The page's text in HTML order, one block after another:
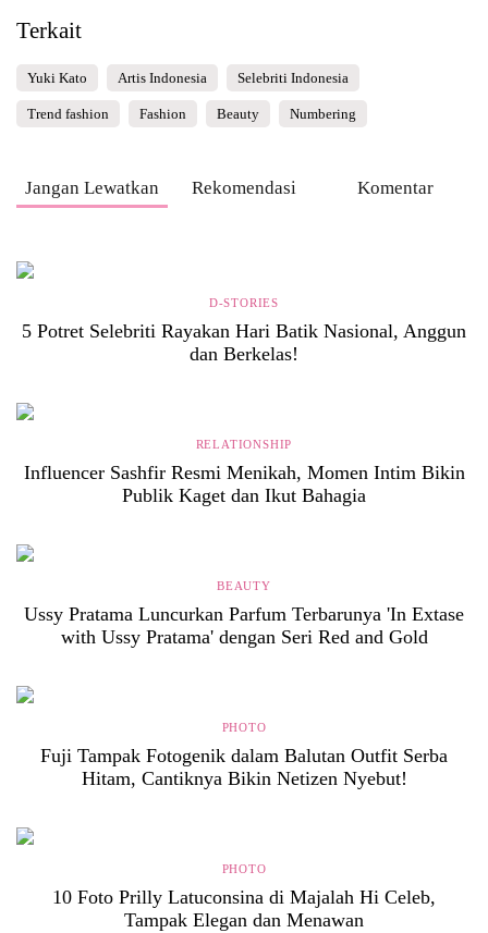
Terkait
Yuki Kato Artis Indonesia Selebriti Indonesia
Trend fashion Fashion Beauty Numbering
Jangan Lewatkan Rekomendasi Komentar
D-STORIES
5 Potret Selebriti Rayakan Hari Batik Nasional, Anggun
dan Berkelas!
RELATIONSHIP
Influencer Sashfir Resmi Menikah, Momen Intim Bikin
Publik Kaget dan Ikut Bahagia
BEAUTY
Ussy Pratama Luncurkan Parfum Terbarunya 'In Extase
with Ussy Pratama' dengan Seri Red and Gold
PHOTO
Fuji Tampak Fotogenik dalam Balutan Outfit Serba
Hitam, Cantiknya Bikin Netizen Nyebut!
PHOTO
10 Foto Prilly Latuconsina di Majalah Hi Celeb,
Tampak Elegan dan Menawan